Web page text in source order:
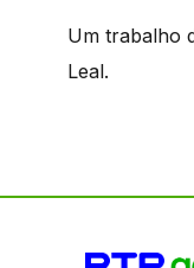
Um trabalho
Leal.